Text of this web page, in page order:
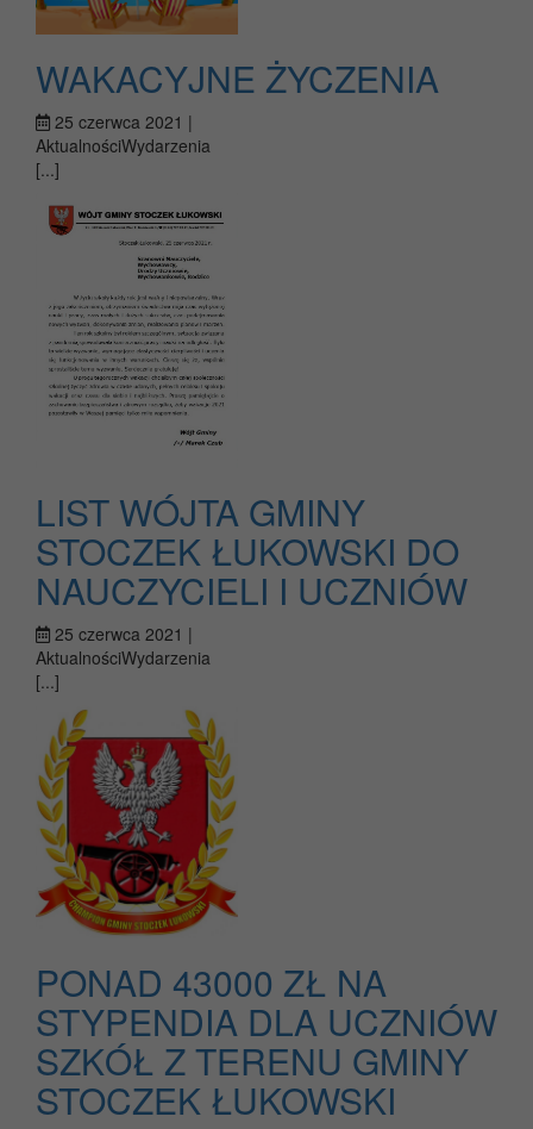
WAKACYJNE ŻYCZENIA
25 czerwca 2021 |
AktualnościWydarzenia
[...]
LIST WÓJTA GMINY
STOCZEK ŁUKOWSKI DO
NAUCZYCIELI I UCZNIÓW
25 czerwca 2021 |
AktualnościWydarzenia
[...]
PONAD 43000 ZŁ NA
STYPENDIA DLA UCZNIÓW
SZKÓŁ Z TERENU GMINY
STOCZEK ŁUKOWSKI